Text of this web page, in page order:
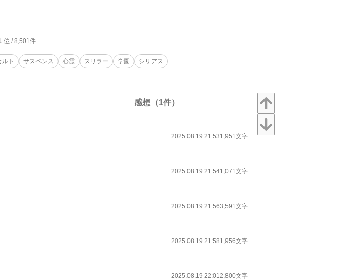
位 / 8,501件
ルト サスペンス 心霊 スリラー 学園 シリアス
感想（1件）
2025.08.19 21:531,951文字
2025.08.19 21:541,071文字
2025.08.19 21:563,591文字
2025.08.19 21:581,956文字
2025.08.19 22:012,800文字